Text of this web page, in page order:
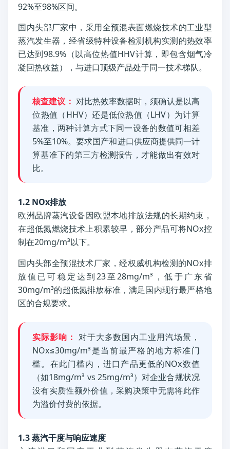
92%至98%区间。
国内头部厂家中，采用全预混表面燃烧技术的工业型
蒸汽发生器，经省级特种设备检测机构实测的热效率
已达到98.9%（以高位热值HHV计算，即包含烟气冷
凝回热收益），与进口顶级产品处于同一技术梯队。
核查建议： 对比热效率数据时，须确认是以高
位热值（HHV）还是低位热值（LHV）为计算
基准，两种计算方式下同一设备的数值可相差
5%至10%。要求国产和进口供应商提供同一计
算基准下的第三方检测报告，才能做出有效对
比。
1.2 NOx排放
欧洲品牌蒸汽设备因欧盟本地排放法规的长期约束，
在超低氮燃烧技术上积累较早，部分产品可将NOx控
制在20mg/m³以下。
国内头部全预混技术厂家，经权威机构检测的NOx排
放值已可稳定达到23至28mg/m³，低于广东省
30mg/m³的超低氮排放标准，满足国内现行最严格地
区的合规要求。
实际影响： 对于大多数国内工业用汽场景，
NOx≤30mg/m³是当前最严格的地方标准门
槛。在此门槛内，进口产品更低的NOx数值
（如18mg/m³ vs 25mg/m³）对企业合规状况
没有实质性额外价值，采购决策中无需将此作
为溢价付费的依据。
1.3 蒸汽干度与响应速度